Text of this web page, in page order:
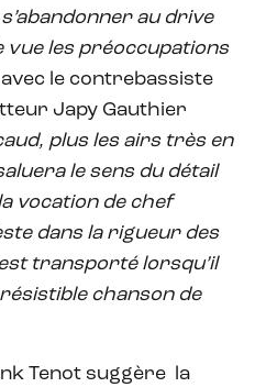
au drive
vue les préoccupations
le contrebassiste
Japy Gauthier
plus les airs très en
le sens du détail
vocation de chef
dans la rigueur des
transporté lorsqu’il
chanson de
Tenot suggère la